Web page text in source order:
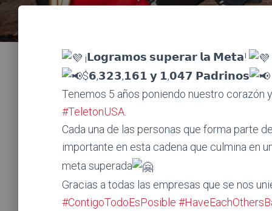
¡𝗟𝗼𝗴𝗿𝗮𝗺𝗼𝘀 𝘀𝘂𝗽𝗲𝗿𝗮𝗿 𝗹𝗮 𝗠𝗲𝘁𝗮!
$𝟲,𝟯𝟮𝟯,𝟭𝟲𝟭 𝘆 𝟭,𝟬𝟰𝟳 𝗣𝗮𝗱𝗿𝗶𝗻𝗼𝘀
Tenemos 5 años poniendo nuestro corazón
#TeletonUSA.
Cada una de las personas que forma parte
importante en esta cadena que culmina en
meta superada
.
Gracias a todas las empresas que se nos
#ContigoTodoEsPosible